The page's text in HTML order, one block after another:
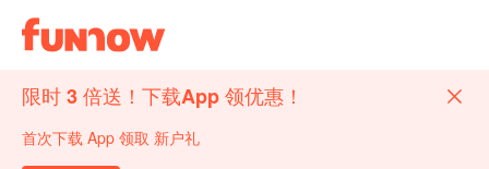
限时 3 倍送！下载App 领优惠！
首次下载 App 领取 新户礼